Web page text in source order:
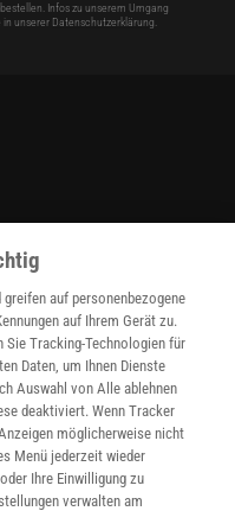
Infos zu unserem Umgang
in unserer Datenschutzerklärung
greifen auf personenbezogene
auf Ihrem Gerät zu.
Tracking-Technologien für
Daten, um Ihnen Dienste
Auswahl von Alle ablehnen
deaktiviert. Wenn Tracker
möglicherweise nicht
Menü jederzeit wieder
Ihre Einwilligung zu
verwalten am